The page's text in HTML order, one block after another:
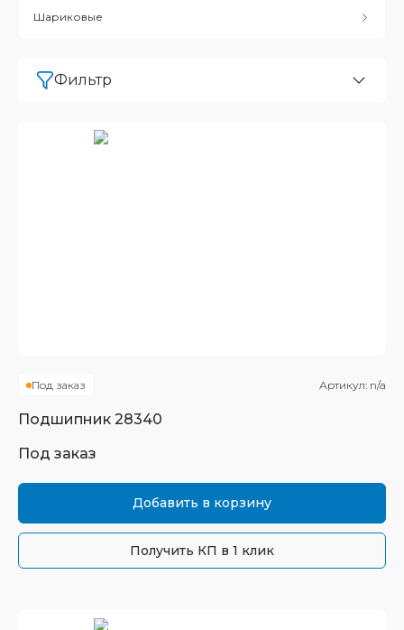
Шариковые
Фильтр
Под заказ Артикул: n/a
Подшипник 28340
Под заказ
Добавить в корзину
Получить КП в 1 клик